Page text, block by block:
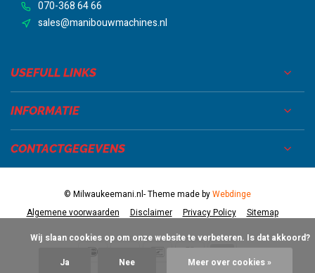
070-368 64 66
sales@manibouwmachines.nl
USEFULL LINKS
INFORMATIE
CONTACTGEGEVENS
Algemene voorwaarden Disclaimer Privacy Policy Sitemap
© Milwaukeemani.nl- Theme made byWebdinge
Ja Nee Meer over cookies »